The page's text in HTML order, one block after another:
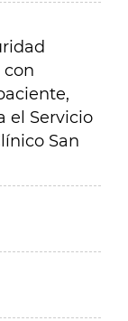
el Servicio
San